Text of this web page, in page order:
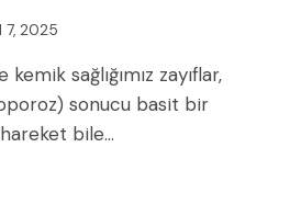
7, 2025
sağlığımız zayıflar,
sonucu basit bir
bile…